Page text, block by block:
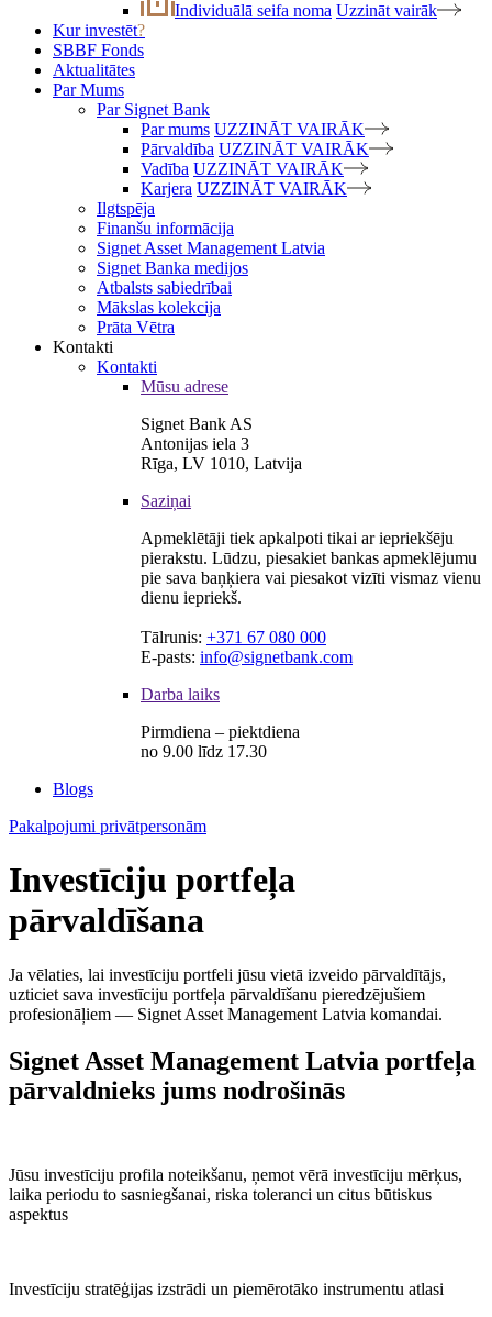
Individuālā seifa noma Uzzināt vairāk
Kur investēt?
SBBF Fonds
Aktualitātes
Par Mums
Par Signet Bank
Par mums UZZINĀT VAIRĀK
Pārvaldība UZZINĀT VAIRĀK
Vadība UZZINĀT VAIRĀK
Karjera UZZINĀT VAIRĀK
Ilgtspēja
Finanšu informācija
Signet Asset Management Latvia
Signet Banka medijos
Atbalsts sabiedrībai
Mākslas kolekcija
Prāta Vētra
Kontakti
Kontakti
Mūsu adrese
Signet Bank AS
Antonijas iela 3
Rīga, LV 1010, Latvija
Saziņai
Apmeklētāji tiek apkalpoti tikai ar iepriekšēju
pierakstu. Lūdzu, piesakiet bankas apmeklējumu
pie sava baņķiera vai piesakot vizīti vismaz vienu
dienu iepriekš.
Tālrunis: +371 67 080 000
E-pasts: info@signetbank.com
Darba laiks
Pirmdiena – piektdiena
no 9.00 līdz 17.30
Blogs
Pakalpojumi privātpersonām
Investīciju portfeļa
pārvaldīšana
Ja vēlaties, lai investīciju portfeli jūsu vietā izveido pārvaldītājs,
uzticiet sava investīciju portfeļa pārvaldīšanu pieredzējušiem
profesionāļiem — Signet Asset Management Latvia komandai.
Signet Asset Management Latvia portfeļa
pārvaldnieks jums nodrošinās
Jūsu investīciju profila noteikšanu, ņemot vērā investīciju mērķus,
laika periodu to sasniegšanai, riska toleranci un citus būtiskus
aspektus
Investīciju stratēģijas izstrādi un piemērotāko instrumentu atlasi